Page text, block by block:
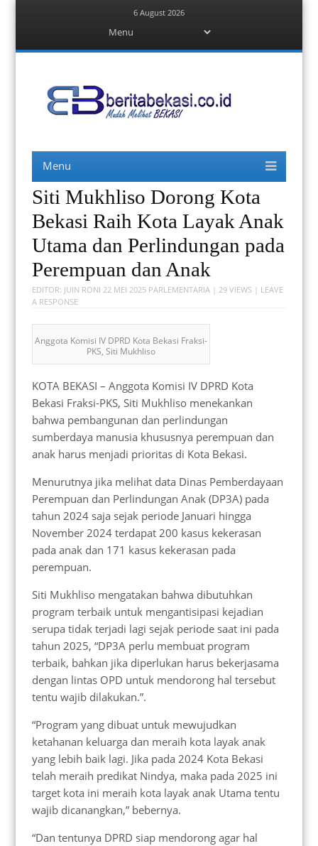
6 August 2026
content
Berita Bekasi
Menu
content
Siti Mukhliso Dorong Kota
Bekasi Raih Kota Layak Anak
Utama dan Perlindungan pada
Perempuan dan Anak
EDITOR: JUIN RONI 22 MEI 2025 PARLEMENTARIA| 29 VIEWS | LEAVE
A RESPONSE
Anggota Komisi IV DPRD Kota Bekasi Fraksi-
PKS, Siti Mukhliso
KOTA BEKASI – Anggota Komisi IV DPRD Kota
Bekasi Fraksi-PKS, Siti Mukhliso menekankan
bahwa pembangunan dan perlindungan
sumberdaya manusia khususnya perempuan dan
anak harus menjadi prioritas di Kota Bekasi.
Menurutnya jika melihat data Dinas Pemberdayaan
Perempuan dan Perlindungan Anak (DP3A) pada
tahun 2024 saja sejak periode Januari hingga
November 2024 terdapat 200 kasus kekerasan
pada anak dan 171 kasus kekerasan pada
perempuan.
Siti Mukhliso mengatakan bahwa dibutuhkan
program terbaik untuk mengantisipasi kejadian
serupa tidak terjadi lagi sejak periode saat ini pada
tahun 2025, “DP3A perlu membuat program
terbaik, bahkan jika diperlukan harus bekerjasama
dengan lintas OPD untuk mendorong hal tersebut
tentu wajib dilakukan.”.
“Program yang dibuat untuk mewujudkan
ketahanan keluarga dan meraih kota layak anak
yang lebih baik lagi. Jika pada 2024 Kota Bekasi
telah meraih predikat Nindya, maka pada 2025 ini
target kota ini meraih kota layak anak Utama tentu
wajib dicanangkan,” bebernya.
“Dan tentunya DPRD siap mendorong agar hal